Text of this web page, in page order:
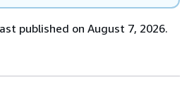
published on August 7, 2026.